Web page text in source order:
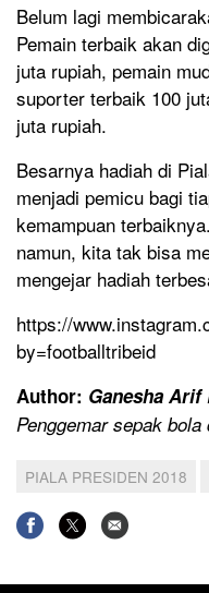
Belum lagi
Pemain terbaik akan
juta rupiah, pemain
suporter terbaik 100
juta rupiah.
Besarnya hadiah di
menjadi pemicu bagi
kemampuan
namun, kita tak bisa
mengejar hadiah
https://
by=footballtribeid
Author: Ganesha Arif
Penggemar sepak bola
PIALA PRESIDEN 2018